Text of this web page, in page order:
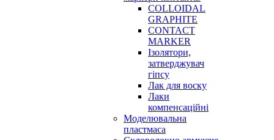
COLLOIDAL
GRAPHITE
CONTACT
MARKER
Ізолятори,
затверджувач
гіпсу
Лак для воску
Лаки
компенсаційні
Моделювальна
пластмаса